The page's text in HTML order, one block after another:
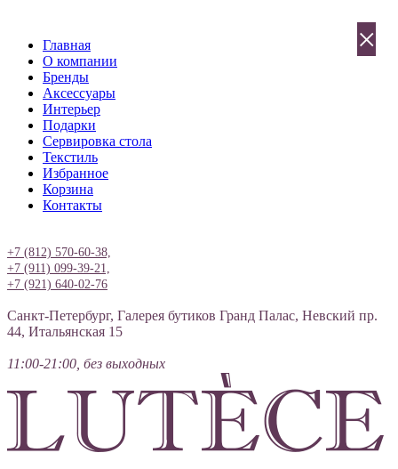
Главная
О компании
Бренды
Аксессуары
Интерьер
Подарки
Сервировка стола
Текстиль
Избранное
Корзина
Контакты
+7 (812) 570-60-38,
+7 (911) 099-39-21,
+7 (921) 640-02-76
Санкт-Петербург, Галерея бутиков Гранд Палас, Невский пр.
44, Итальянская 15
11:00-21:00, без выходных
×